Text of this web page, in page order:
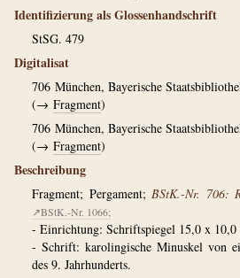
Identifizierung als Glossenhandschrift
StSG. 479
Digitalisat
706 München, Bayerische
(→ Fragment)
706 München, Bayerische
(→ Fragment)
Beschreibung
Fragment; Pergament; BStK.-Nr. 706:
↗BStK.-Nr. 1066;
- Einrichtung: Schriftspiegel 15,0 x
- Schrift: karolingische Minuskel von
des 9. Jahrhunderts.